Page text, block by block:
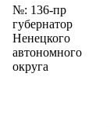
№: 136-пр
губернатор
Ненецкого
автономного
округа